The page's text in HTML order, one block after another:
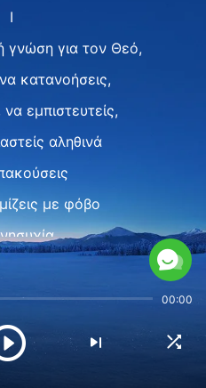
I
γνώση για τον Θεό,
κατανοήσεις,
εμπιστευτείς,
αληθινά
με φόβο
αποφυγή.
γνώση για τον Θεό,
να υπάρχει
00:00